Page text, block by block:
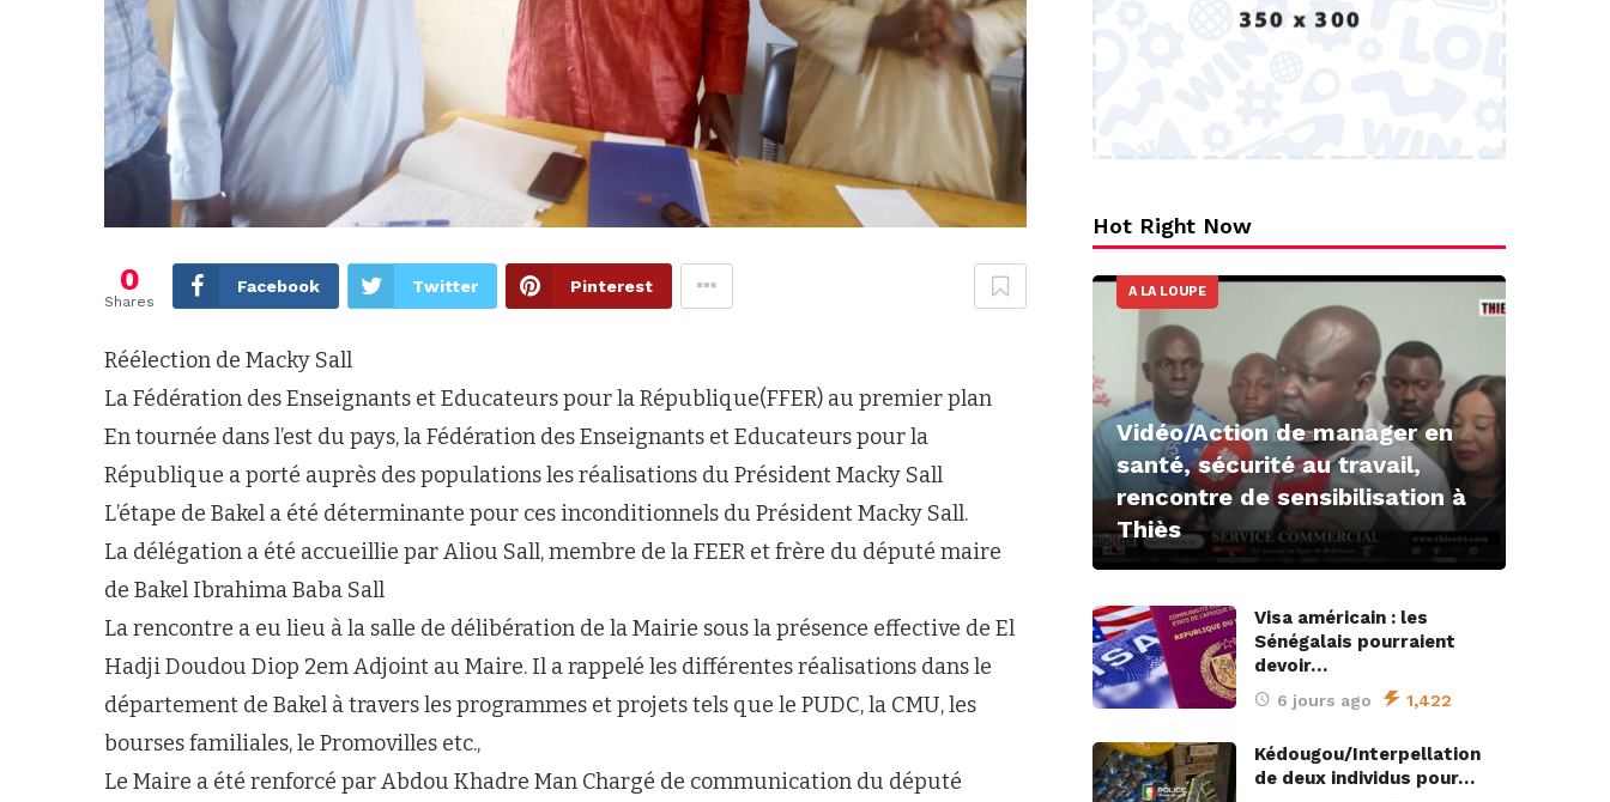
0
Shares
Facebook Twitter Pinterest
Réélection de Macky Sall
La Fédération des Enseignants et Educateurs pour la République(FFER) au premier plan
En tournée dans l’est du pays, la Fédération des Enseignants et Educateurs pour la
République a porté auprès des populations les réalisations du Président Macky Sall
L’étape de Bakel a été déterminante pour ces inconditionnels du Président Macky Sall.
La délégation a été accueillie par Aliou Sall, membre de la FEER et frère du député maire
de Bakel Ibrahima Baba Sall
La rencontre a eu lieu à la salle de délibération de la Mairie sous la présence effective de El
Hadji Doudou Diop 2em Adjoint au Maire. Il a rappelé les différentes réalisations dans le
département de Bakel à travers les programmes et projets tels que le PUDC, la CMU, les
bourses familiales, le Promovilles etc.,
Le Maire a été renforcé par Abdou Khadre Man Chargé de communication du député
Hot Right Now
A LA LOUPE
Vidéo/Action de manager en
santé, sécurité au travail,
rencontre de sensibilisation à
Thiès
Visa américain : les
Sénégalais pourraient
devoir…
6 jours ago 1,422
Kédougou/Interpellation
de deux individus pour…